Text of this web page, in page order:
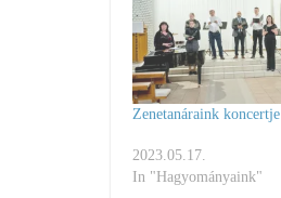
Zenetanáraink koncertje
2023.05.17.
In "Hagyományaink"